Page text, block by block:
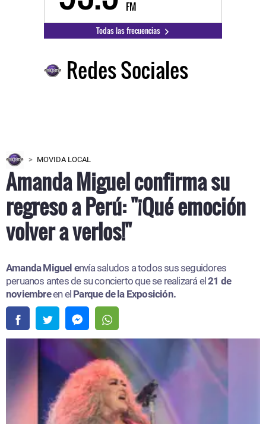
FM
Todas las frecuencias
Redes Sociales
MOVIDA LOCAL
Amanda Miguel confirma su
regreso a Perú: "¡Qué emoción
volver a verlos!"
Amanda Miguel envía saludos a todos sus seguidores
peruanos antes de su concierto que se realizará el21 de
noviembreen el Parque de la Exposición.